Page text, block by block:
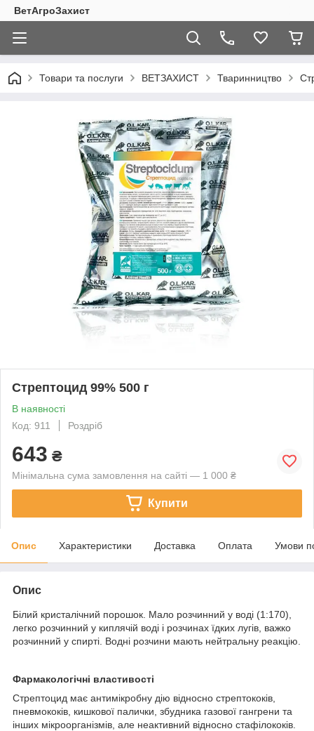
ВетАгроЗахист
Товари та послуги ВЕТЗАХИСТ Тваринництво
Стрептоцид 99% 500 г
В наявності
Код: 911
Роздріб
643 ₴
Мінімальна сума замовлення на сайті — 1 000 ₴
Купити
Опис Характеристики Доставка Оплата Умови
Опис
Білий кристалічний порошок. Мало розчинний у воді (1:170),
легко розчинний у киплячій воді і розчинах їдких лугів, важко
розчинний у спирті. Водні розчини мають нейтральну реакцію.
Фармакологічні властивості
Стрептоцид має антимікробну дію відносно стрептококів,
пневмококів, кишкової палички, збудника газової гангрени та
інших мікроорганізмів, але неактивний відносно стафілококів.